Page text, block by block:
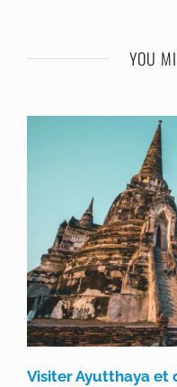
YOU
Visiter Ayutthaya et